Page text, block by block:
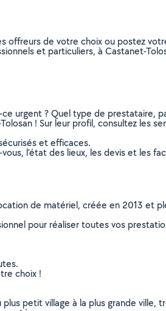
offreurs de votre choix ou postez
et particuliers, à Castanet-
urgent ? Quel type de prestataire,
! Sur leur profil, consultez les
et efficaces.
l’état des lieux, les devis et les
de matériel, créée en 2013 et
pour réaliser toutes vos
choix !
petit village à la plus grande ville,